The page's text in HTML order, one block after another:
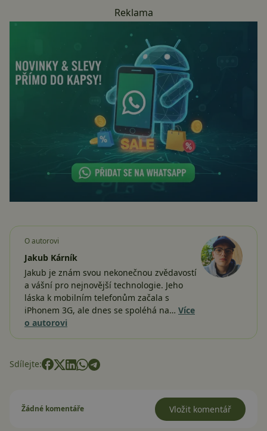
Reklama
O autorovi
Jakub Kárník
Jakub je znám svou nekonečnou zvědavostí
a vášní pro nejnovější technologie. Jeho
láska k mobilním telefonům začala s
iPhonem 3G, ale dnes se spoléhá na… Více
o autorovi
Sdílejte:
Žádné komentáře Vložit komentář